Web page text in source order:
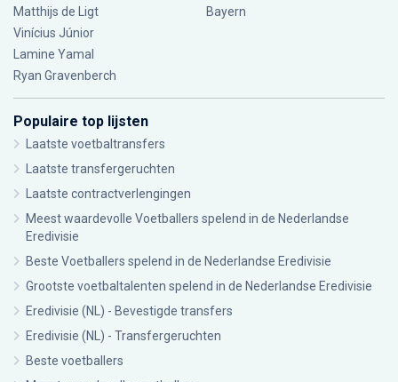
Matthijs de Ligt
Vinícius Júnior
Lamine Yamal
Ryan Gravenberch
Bayern
Populaire top lijsten
Laatste voetbaltransfers
Laatste transfergeruchten
Laatste contractverlengingen
Meest waardevolle Voetballers spelend in de Nederlandse
Eredivisie
Beste Voetballers spelend in de Nederlandse Eredivisie
Grootste voetbaltalenten spelend in de Nederlandse Eredivisie
Eredivisie (NL) - Bevestigde transfers
Eredivisie (NL) - Transfergeruchten
Beste voetballers